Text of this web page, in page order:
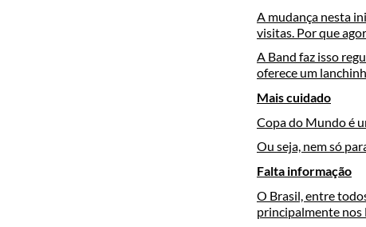
A mudança nesta
visitas. Por que
A Band faz isso
oferece um
Mais cuidado
Copa do Mundo é
Ou seja, nem só
Falta informação
O Brasil, entre
principalmente nos